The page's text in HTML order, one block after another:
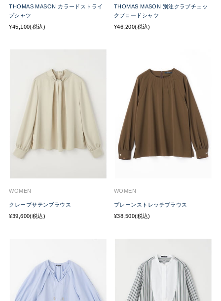
THOMAS MASON カラードストライ
プシャツ
¥45,100(税込)
THOMAS MASON 別注クラブチェッ
クブロードシャツ
¥46,200(税込)
WOMEN
クレープサテンブラウス
¥39,600(税込)
WOMEN
プレーンストレッチブラウス
¥38,500(税込)